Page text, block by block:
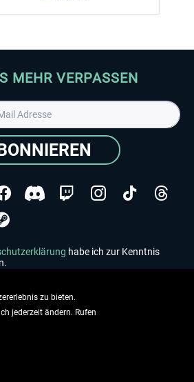
MEHR VERPASSEN
habe ich zur Kenntnis
zu bieten.
jederzeit ändern. Rufen